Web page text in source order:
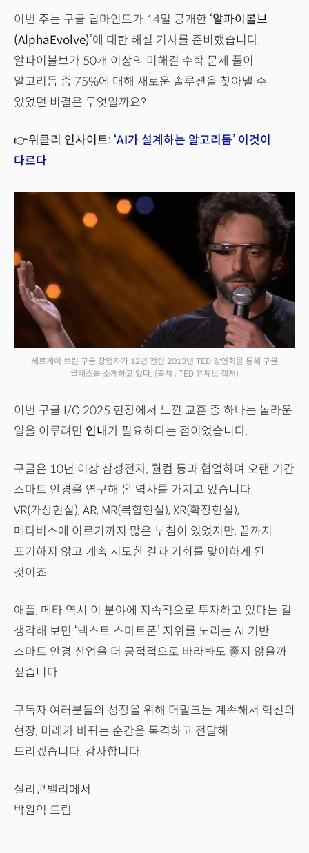
이번 주는 구글 딥마인드가 14일 공개한 ‘알파이볼브
(AlphaEvolve)’에 대한 해설 기사를 준비했습니다.
알파이볼브가 50개 이상의 미해결 수학 문제 풀이
알고리듬 중 75%에 대해 새로운 솔루션을 찾아낼 수
있었던 비결은 무엇일까요?
👉위클리 인사이트: ‘AI가 설계하는 알고리듬’ 이것이
다르다
세르게이 브린 구글 창업자가 12년 전인 2013년 TED 강연회를 통해 구글
글래스를 소개하고 있다. (출처 : TED 유튜브 캡처)
이번 구글 I/O 2025 현장에서 느낀 교훈 중 하나는 놀라운
일을 이루려면 인내가 필요하다는 점이었습니다.
구글은 10년 이상 삼성전자, 퀄컴 등과 협업하며 오랜 기간
스마트 안경을 연구해 온 역사를 가지고 있습니다.
VR(가상현실), AR, MR(복합현실), XR(확장현실),
메타버스에 이르기까지 많은 부침이 있었지만, 끝까지
포기하지 않고 계속 시도한 결과 기회를 맞이하게 된
것이죠.
애플, 메타 역시 이 분야에 지속적으로 투자하고 있다는 걸
생각해 보면 ‘넥스트 스마트폰’ 지위를 노리는 AI 기반
스마트 안경 산업을 더 긍적적으로 바라봐도 좋지 않을까
싶습니다.
구독자 여러분들의 성장을 위해 더밀크는 계속해서 혁신의
현장, 미래가 바뀌는 순간을 목격하고 전달해
드리겠습니다. 감사합니다.
실리콘밸리에서
박원익 드림